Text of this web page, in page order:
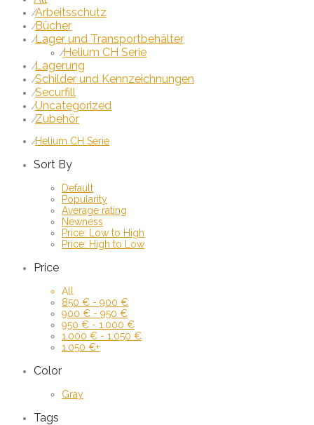
⁄Arbeitsschutz
⁄Bücher
⁄Lager und Transportbehälter
⁄Helium CH Serie
⁄Lagerung
⁄Schilder und Kennzeichnungen
⁄Securfill
⁄Uncategorized
⁄Zubehör
⁄Helium CH Serie
Sort By
Default
Popularity
Average rating
Newness
Price: Low to High
Price: High to Low
Price
All
850 € - 900 €
900 € - 950 €
950 € - 1.000 €
1.000 € - 1.050 €
1.050 €+
Color
Gray
Tags